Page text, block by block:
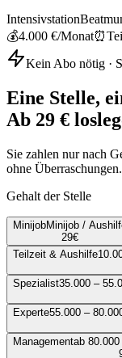
Intensivstation
💰4.000 €/Monat⏰
Kein Abo nötig ·
Eine Stelle,
Ab 29 €
Sie zahlen nur nach
ohne Überraschungen.
Gehalt der Stelle
MinijobMinijob /
29€
Teilzeit & Aushilfe
Spezialist35.000 –
Experte55.000 –
Managementab